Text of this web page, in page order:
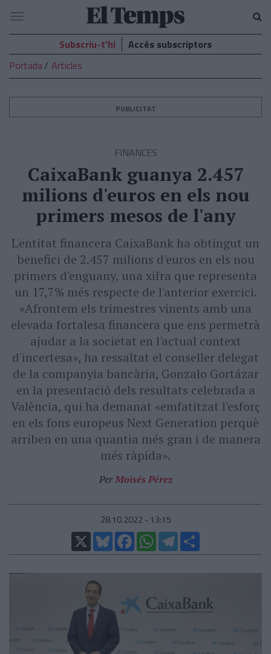
El
Temps
Navegació
Subscriu-t’hi
Accés subscriptors
Portada
Articles
PUBLICITAT
FINANCES
CaixaBank guanya 2.457
milions d'euros en els nou
primers mesos de l'any
L'entitat financera CaixaBank ha obtingut un
benefici de 2.457 milions d'euros en els nou
primers d'enguany, una xifra que representa
un 17,7% més respecte de l'anterior exercici.
«Afrontem els trimestres vinents amb una
elevada fortalesa financera que ens permetrà
ajudar a la societat en l'actual context
d'incertesa», ha ressaltat el conseller delegat
de la companyia bancària, Gonzalo Gortázar
en la presentació dels resultats celebrada a
València, qui ha demanat «emfatitzat l'esforç
en els fons europeus Next Generation perquè
arriben en una quantia més gran i de manera
més ràpida».
PerMoisés Pérez
28.10.2022 - 13:15
X
BlueskyFacebookWhatsAppTelegram